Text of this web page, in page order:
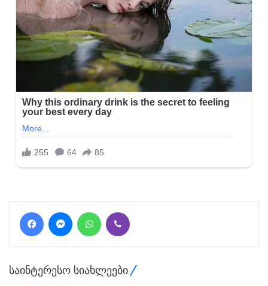
FacebookMessengerWhatsApp
საინტერესო სიახლეები